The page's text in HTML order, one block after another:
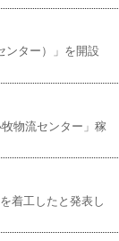
ンター）」を開設
物流センター」稼
着工したと発表し